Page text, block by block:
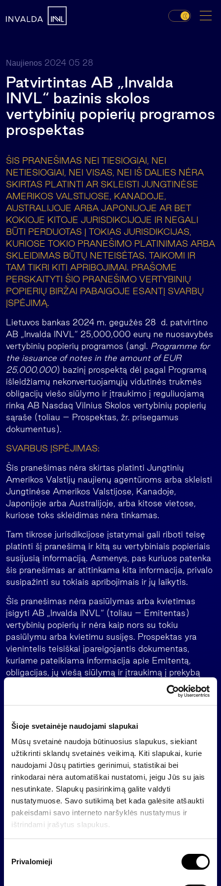
Šioje svetainėje naudojami slapukai
Mūsų svetainė naudoja būtinuosius slapukus, siekiant
užtikrinti sklandų svetainės veikimą. Kiti slapukai, kurie
naudojami Jūsų patirties gerinimui, statistikai bei
rinkodarai nėra automatiškai nustatomi, jeigu Jūs su jais
nesutinkate. Slapukų pasirinkimą galite valdyti
nustatymuose. Savo sutikimą bet kada galėsite atšaukti
pakeisdami savo interneto naršyklės nustatymus ir
ištrindami įrašytus slapukus.
Privalomieji
Naujienos 2024 05 28
Patvirtintas AB „Invalda
INVL“ bazinis skolos
vertybinių popierių programos
prospektas
ŠIS PRANEŠIMAS NEI TIESIOGIAI, NEI
NETIESIOGIAI, NEI VISAS, NEI IŠ DALIES NĖRA
SKIRTAS PLATINTI AR SKLEISTI JUNGTINĖSE
AMERIKOS VALSTIJOSE, KANADOJE,
AUSTRALIJOJE ARBA JAPONIJOJE AR BET
KOKIOJE KITOJE JURISDIKCIJOJE IR NEGALI
BŪTI PERDUOTAS Į TOKIAS JURISDIKCIJAS,
KURIOSE TOKIO PRANEŠIMO PLATINIMAS ARBA
SKLEIDIMAS BŪTŲ NETEISĖTAS. TAIKOMI IR
TAM TIKRI KITI APRIBOJIMAI. PRAŠOME
PERSKAITYTI ŠIO PRANEŠIMO VERTYBINIŲ
POPIERIŲ BIRŽAI PABAIGOJE ESANTĮ SVARBŲ
ĮSPĖJIMĄ.
Lietuvos bankas 2024 m. gegužės 28 d. patvirtino
AB „Invalda INVL“ 25,000,000 eurų ne nuosavybės
vertybinių popierių programos (angl. Programme for
the issuance of notes in the amount of EUR
25,000,000) bazinį prospektą dėl pagal Programą
išleidžiamų nekonvertuojamųjų vidutinės trukmės
obligacijų viešo siūlymo ir įtraukimo į reguliuojamą
rinką AB Nasdaq Vilnius Skolos vertybinių popierių
sąraše (toliau – Prospektas, žr. prisegamus
dokumentus).
SVARBUS ĮSPĖJIMAS:
Šis pranešimas nėra skirtas platinti Jungtinių
Amerikos Valstijų naujienų agentūroms arba skleisti
Jungtinėse Amerikos Valstijose, Kanadoje,
Japonijoje arba Australijoje, arba kitose vietose,
kuriose toks skleidimas nėra tinkamas.
Tam tikrose jurisdikcijose įstatymai gali riboti teisę
platinti šį pranešimą ir kitą su vertybiniais popieriais
susijusią informaciją. Asmenys, pas kuriuos patenka
šis pranešimas ar atitinkama kita informacija, privalo
susipažinti su tokiais apribojimais ir jų laikytis.
Šis pranešimas nėra pasiūlymas arba kvietimas
įsigyti AB „Invalda INVL“ (toliau – Emitentas)
vertybinių popierių ir nėra kaip nors su tokiu
pasiūlymu arba kvietimu susijęs. Prospektas yra
vienintelis teisiškai įpareigojantis dokumentas,
kuriame pateikiama informacija apie Emitentą,
obligacijas, jų viešą siūlymą ir įtraukimą į prekybą
reguliuojamoje rinkoje. Prospektas yra paskelbtas
www.invaldainvl.com),
taip pat
ir .
Prospekto patvirtinimas neturėtų būti laikomas
obligacijų kokybės patvirtinimu. Prieš priimant
investavimo sprendimą, potencialiems
investuotojams rekomenduojama perskaityti
Prospektą, kad jie suprastų visą su sprendimu
investuoti į obligacijas susijusią galimą riziką ir grąžą.
Be to, Prospektas parengtas pagal Reglamento
(ES) 2017/1129 reikalavimus ir atsižvelgiant į tai,
kad Prospekto pagrindu bus vykdomas viešas
Šiame pranešime minimi vertybiniai popieriai nėra ir